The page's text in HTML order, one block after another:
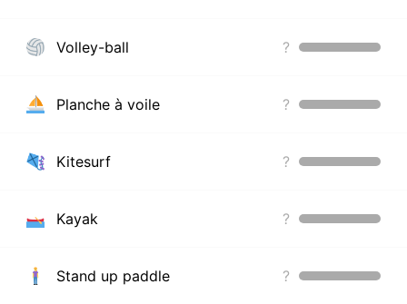
Volley-ball ?
Planche à voile ?
Kitesurf ?
Kayak ?
Stand up paddle ?